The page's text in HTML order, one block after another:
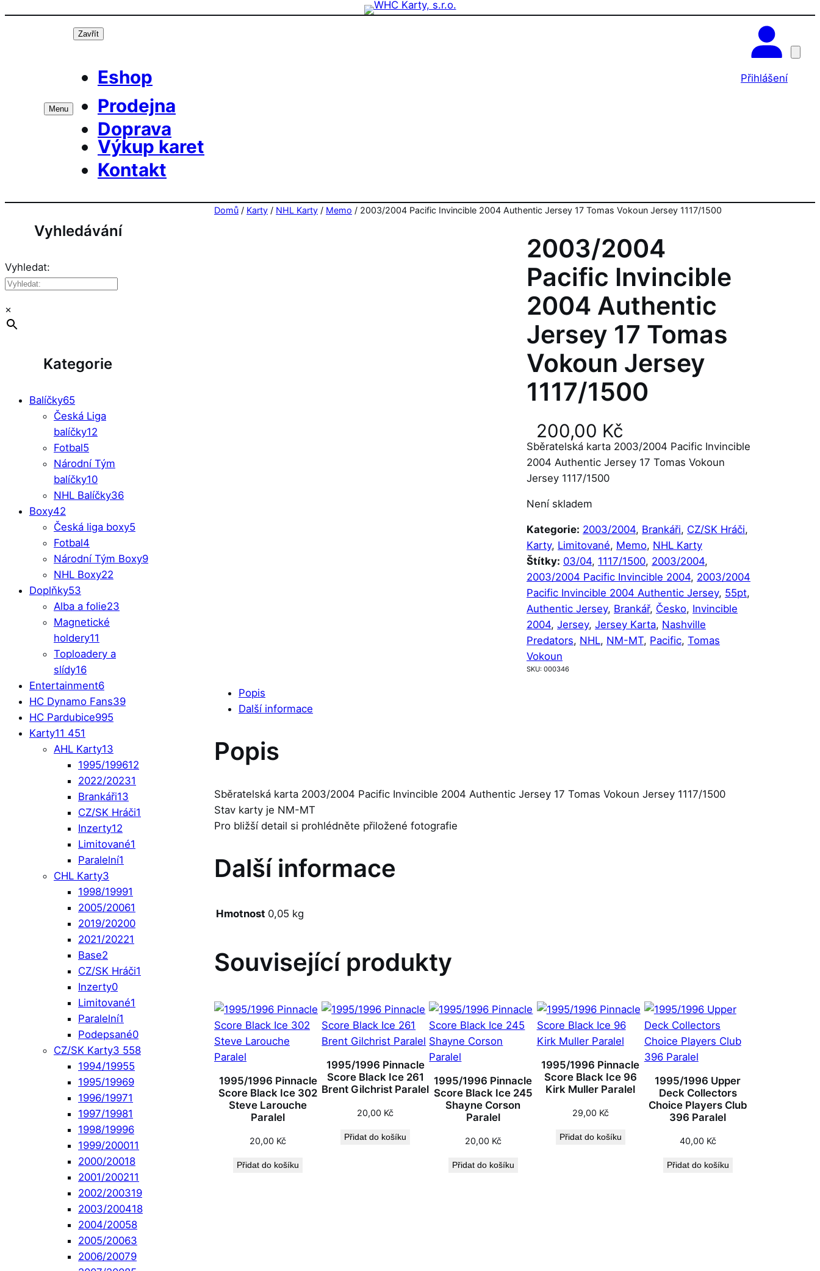
Přeskočit
Menu
Zavřít
Eshop
Prodejna
Doprava
Výkup karet
Kontakt
Přihlášení
Vyhledávání
Vyhledat:
×
Kategorie
Balíčky65
Česká Liga
balíčky12
Fotbal5
Národní Tým
balíčky10
NHL Balíčky36
Boxy42
Česká liga boxy5
Fotbal4
Národní Tým Boxy9
NHL Boxy22
Doplňky53
Alba a folie23
Magnetické
holdery11
Toploadery a
slídy16
Entertainment6
HC Dynamo Fans39
HC Pardubice995
Karty11 451
AHL Karty13
1995/199612
2022/20231
Brankáři13
CZ/SK Hráči1
Inzerty12
Limitované1
Paralelní1
CHL Karty3
1998/19991
2005/20061
2019/20200
2021/20221
Base2
CZ/SK Hráči1
Inzerty0
Limitované1
Paralelní1
Podepsané0
CZ/SK Karty3 558
1994/19955
1995/19969
1996/19971
1997/19981
1998/19996
1999/200011
2000/20018
2001/200211
2002/200319
2003/200418
2004/20058
2005/20063
2006/20079
Domů / Karty / NHL Karty / Memo / 2003/2004 Pacific Invincible 2004 Authentic Jersey 17 Tomas Vokoun Jersey 1117/1500
2003/2004
Pacific Invincible
2004 Authentic
Jersey 17 Tomas
Vokoun Jersey
1117/1500
200,00 Kč
Sběratelská karta 2003/2004 Pacific Invincible
2004 Authentic Jersey 17 Tomas Vokoun
Jersey 1117/1500
Není skladem
Kategorie: 2003/2004, Brankáři, CZ/SK Hráči
Karty, Limitované, Memo, NHL Karty
Štítky: 03/04, 1117/1500, 2003/2004
2003/2004 Pacific Invincible 2004, 2003/2004
Pacific Invincible 2004 Authentic Jersey, 55pt
Authentic Jersey, Brankář, Česko, Invincible
2004, Jersey, Jersey Karta, Nashville
Predators, NHL, NM-MT, Pacific, Tomas
Vokoun
SKU: 000346
Popis
Další informace
Popis
Sběratelská karta 2003/2004 Pacific Invincible 2004 Authentic Jersey 17 Tomas Vokoun Jersey 1117/1500
Stav karty je NM-MT
Pro bližší detail si prohlédněte přiložené fotografie
Další informace
Hmotnost 0,05 kg
Související produkty
1995/1996 Pinnacle
Score Black Ice 302
Steve Larouche
Paralel
20,00 Kč
Přidat do košíku
1995/1996 Pinnacle
Score Black Ice 261
Brent Gilchrist Paralel
20,00 Kč
Přidat do košíku
1995/1996 Pinnacle
Score Black Ice 245
Shayne Corson
Paralel
20,00 Kč
Přidat do košíku
1995/1996 Pinnacle
Score Black Ice 96
Kirk Muller Paralel
29,00 Kč
Přidat do košíku
1995/1996 Upper
Deck Collectors
Choice Players Club
396 Paralel
40,00 Kč
Přidat do košíku